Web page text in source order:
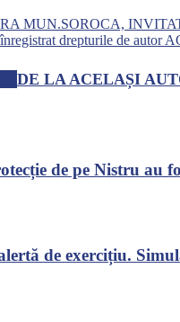
MUN.SOROCA,
drepturile de autor
DE LA ACELAȘI
de pe Nistru au
de exercițiu.